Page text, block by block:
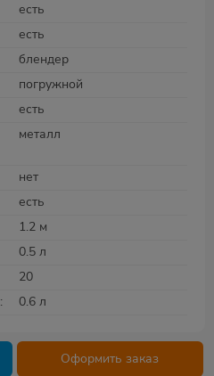
есть
есть
блендер
погружной
есть
металл
нет
есть
1.2 м
0.5 л
20
0.6 л
Оформить заказ